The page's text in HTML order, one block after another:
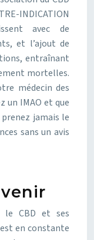
INDICATION
avec de
et l’ajout de
entraînant
mortelles.
médecin des
un IMAO et que
prenez jamais le
sans un avis
le CBD et ses
en constante